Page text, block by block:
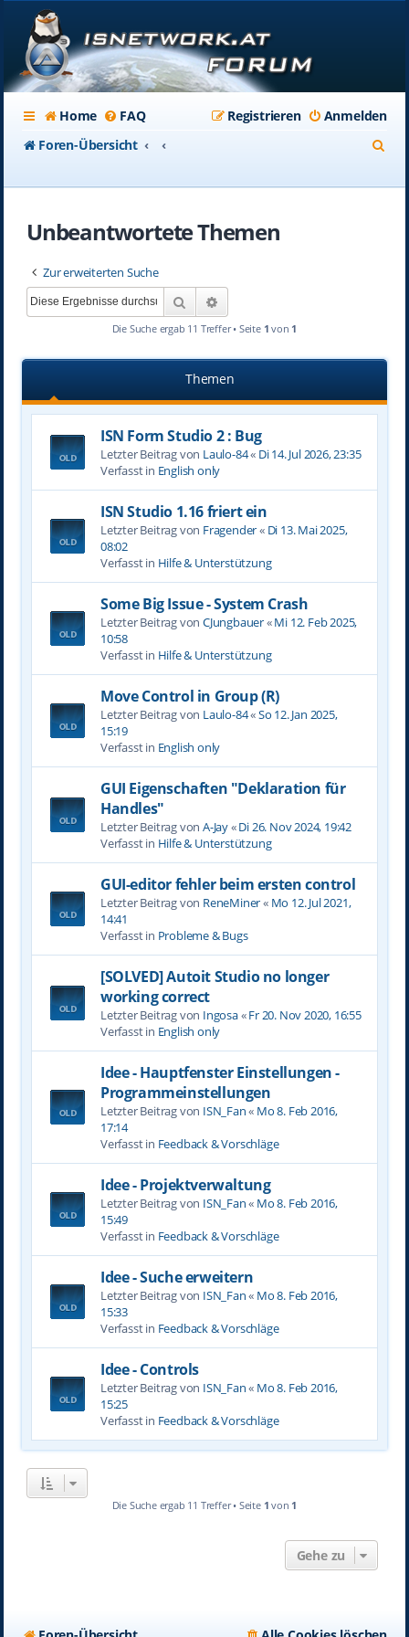
Home FAQ Anmelden
Registrieren
Foren-Übersicht
Unbeantwortete Themen
Zur erweiterten Suche
Suche
Die Suche ergab 11 Treffer • Seite 1 von 1
Themen
ISN Form Studio 2 : Bug
Letzter Beitrag von Laulo-84« Di 14. Jul 2026, 23:35
Verfasst in English only
ISN Studio 1.16 friert ein
Letzter Beitrag von Fragender« Di 13. Mai 2025,
08:02
Verfasst in Hilfe & Unterstützung
Some Big Issue - System Crash
Letzter Beitrag von CJungbauer«Mi 12. Feb 2025,
10:58
Verfasst in Hilfe & Unterstützung
Move Control in Group (R)
Letzter Beitrag von Laulo-84«So 12. Jan 2025,
15:19
Verfasst in English only
GUI Eigenschaften "Deklaration für
Handles"
Letzter Beitrag von A-Jay«Di 26. Nov 2024, 19:42
Verfasst in Hilfe & Unterstützung
GUI-editor fehler beim ersten control
Letzter Beitrag von ReneMiner« Mo 12. Jul 2021,
14:41
Verfasst in Probleme & Bugs
[SOLVED] Autoit Studio no longer
working correct
Letzter Beitrag von Ingosa«Fr 20. Nov 2020, 16:55
Verfasst in English only
Idee - Hauptfenster Einstellungen -
Programmeinstellungen
Letzter Beitrag von ISN_Fan« Mo 8. Feb 2016,
17:14
Verfasst in Feedback & Vorschläge
Idee - Projektverwaltung
Letzter Beitrag von ISN_Fan« Mo 8. Feb 2016,
15:49
Verfasst in Feedback & Vorschläge
Idee - Suche erweitern
Letzter Beitrag von ISN_Fan« Mo 8. Feb 2016,
15:33
Verfasst in Feedback & Vorschläge
Idee - Controls
Letzter Beitrag von ISN_Fan« Mo 8. Feb 2016,
15:25
Verfasst in Feedback & Vorschläge
Die Suche ergab 11 Treffer • Seite 1 von 1
Gehe zu